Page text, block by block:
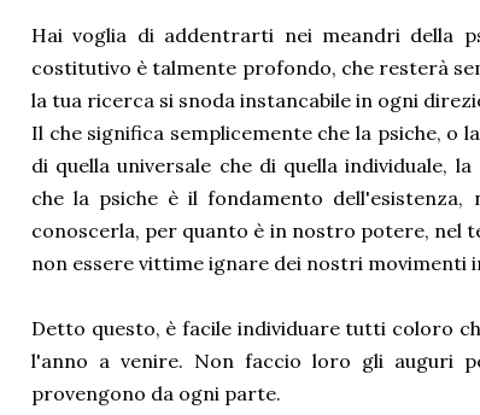
Hai voglia di addentrarti nei meandri della
costitutivo è talmente profondo, che resterà
la tua ricerca si snoda instancabile in ogni
Il che significa semplicemente che la psiche, o la
di quella universale che di quella individuale,
che la psiche è il fondamento
conoscerla, per quanto è in nostro potere, nel
non essere vittime ignare dei nostri movimenti
Detto questo, è facile individuare tutti coloro
l'anno a venire. Non faccio loro gli auguri
provengono da ogni parte.